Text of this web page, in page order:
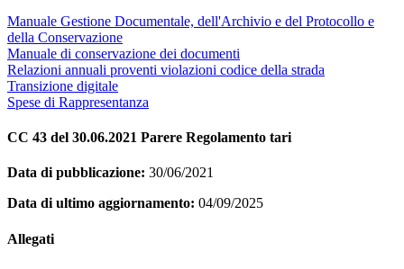
Manuale Gestione Documentale, dell'Archivio e del Protocollo e
della Conservazione
Manuale di conservazione dei documenti
Relazioni annuali proventi violazioni codice della strada
Transizione digitale
Spese di Rappresentanza
CC 43 del 30.06.2021 Parere Regolamento tari
Data di pubblicazione: 30/06/2021
Data di ultimo aggiornamento: 04/09/2025
Allegati